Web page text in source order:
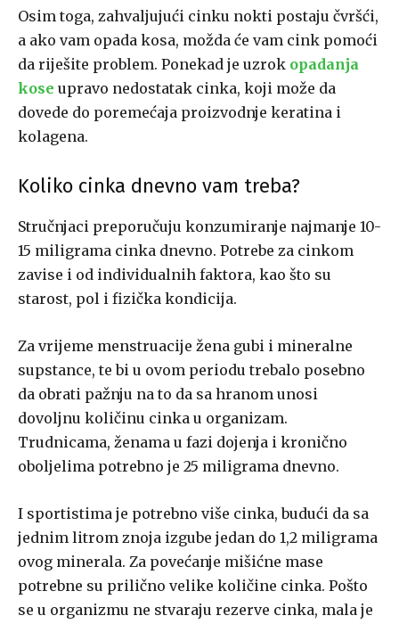
Osim toga, zahvaljujući cinku nokti postaju čvršći,
a ako vam opada kosa, možda će vam cink pomoći
da riješite problem. Ponekad je uzrok opadanja
kose upravo nedostatak cinka, koji može da
dovede do poremećaja proizvodnje keratina i
kolagena.
Koliko cinka dnevno vam treba?
Stručnjaci preporučuju konzumiranje najmanje 10-
15 miligrama cinka dnevno. Potrebe za cinkom
zavise i od individualnih faktora, kao što su
starost, pol i fizička kondicija.
Za vrijeme menstruacije žena gubi i mineralne
supstance, te bi u ovom periodu trebalo posebno
da obrati pažnju na to da sa hranom unosi
dovoljnu količinu cinka u organizam.
Trudnicama, ženama u fazi dojenja i kronično
oboljelima potrebno je 25 miligrama dnevno.
I sportistima je potrebno više cinka, budući da sa
jednim litrom znoja izgube jedan do 1,2 miligrama
ovog minerala. Za povećanje mišićne mase
potrebne su prilično velike količine cinka. Pošto
se u organizmu ne stvaraju rezerve cinka, mala je